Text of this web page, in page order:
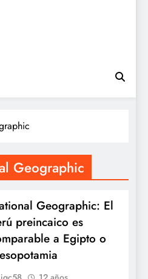
Geographic
Geographic: El
preincaico es
a Egipto o